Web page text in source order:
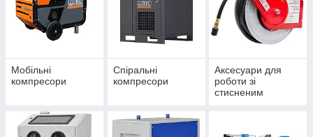
Мобільні
компресори
Спіральні
компресори
Аксесуари для
роботи зі
стисненим